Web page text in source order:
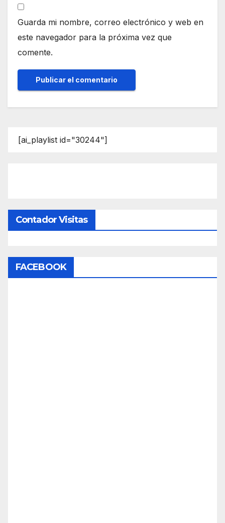
Guarda mi nombre, correo electrónico y web en
este navegador para la próxima vez que
comente.
[ai_playlist id="30244"]
Contador Visitas
FACEBOOK